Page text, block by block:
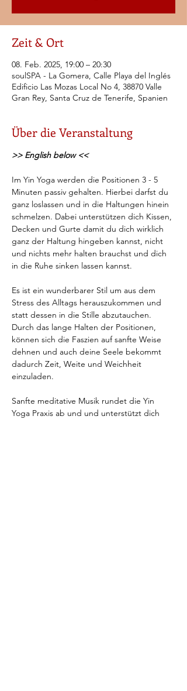
Zeit & Ort
08. Feb. 2025, 19:00 – 20:30
soulSPA - La Gomera, Calle Playa del Inglés
Edificio Las Mozas Local No 4, 38870 Valle
Gran Rey, Santa Cruz de Tenerife, Spanien
Über die Veranstaltung
>> English below <<
Im Yin Yoga werden die Positionen 3 - 5
Minuten passiv gehalten. Hierbei darfst du
ganz loslassen und in die Haltungen hinein
schmelzen. Dabei unterstützen dich Kissen,
Decken und Gurte damit du dich wirklich
ganz der Haltung hingeben kannst, nicht
und nichts mehr halten brauchst und dich
in die Ruhe sinken lassen kannst.
Es ist ein wunderbarer Stil um aus dem
Stress des Alltags herauszukommen und
statt dessen in die Stille abzutauchen.
Durch das lange Halten der Positionen,
können sich die Faszien auf sanfte Weise
dehnen und auch deine Seele bekommt
dadurch Zeit, Weite und Weichheit
einzuladen.
Sanfte meditative Musik rundet die Yin
Yoga Praxis ab und und unterstützt dich